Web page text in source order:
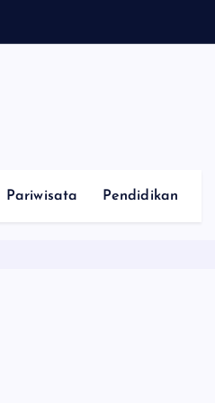
Pariwisata Pendidikan